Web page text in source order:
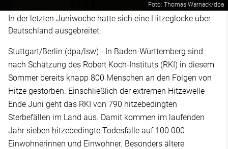
Foto: Thomas Warnack/dpa
In der letzten Juniwoche hatte sich eine Hitzeglocke über
Deutschland ausgebreitet.
Stuttgart/Berlin (dpa/lsw) - In Baden-Württemberg sind
nach Schätzung des Robert Koch-Instituts (RKI) in diesem
Sommer bereits knapp 800 Menschen an den Folgen von
Hitze gestorben. Einschließlich der extremen Hitzewelle
Ende Juni geht das RKI von 790 hitzebedingten
Sterbefällen im Land aus. Damit kommen im laufenden
Jahr sieben hitzebedingte Todesfälle auf 100.000
Einwohnerinnen und Einwohner. Besonders ältere